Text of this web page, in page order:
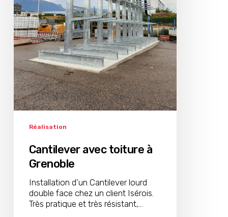
Réalisation
Cantilever avec toiture à
Grenoble
Installation d’un Cantilever lourd
double face chez un client Isérois.
Très pratique et très résistant,…